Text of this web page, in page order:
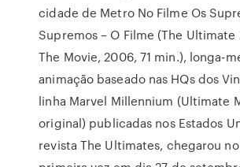
cidade de Metro No Filme Os
Supremos – O Filme (The Ultimate
The Movie, 2006, 71 min.), longa-
animação baseado nas HQs dos
linha Marvel Millennium (Ultimate
original) publicadas nos Estados
revista The Ultimates, chegarou